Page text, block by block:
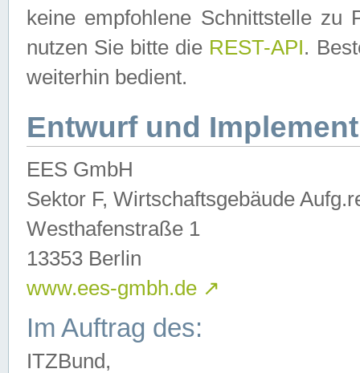
keine empfohlene Schnittstelle zu
nutzen Sie bitte die REST-API.
weiterhin bedient.
Entwurf und
EES GmbH
Sektor F, Wirtschaftsgebäude
Westhafenstraße 1
13353 Berlin
www.ees-gmbh.de ↗
Im Auftrag des:
ITZBund,